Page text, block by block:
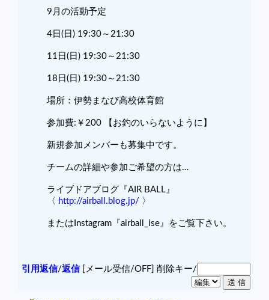
9月の活動予定
4日(日) 19:30～21:30
11日(日) 19:30～21:30
18日(日) 19:30～21:30
場所：伊勢まなび高校体育館
参加費:￥200 【お釣のいらないように】
新規参加メンバーも募集中です。
チームの詳細や参加ご希望の方は…
ライブドアブログ『AIR BALL』
〈 http://airball.blog.jp/ 〉
またはInstagram『airball_ise』をご覧下さい。
引用返信/返信[メール受信/OFF] 削除キー/